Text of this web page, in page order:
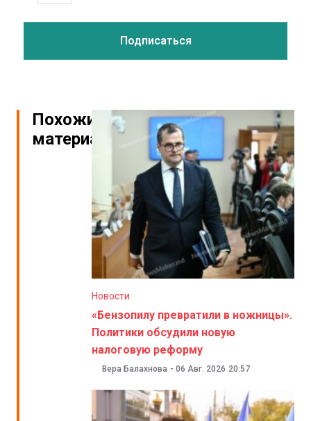
Похожие
материалы
Новости
«Бензопилу превратили в ножницы».
Политики обсудили новую
налоговую реформу
Вера Балахнова - 06 Авг. 2026 20:57